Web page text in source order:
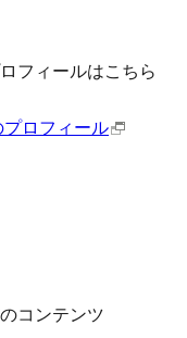
フィールはこちら
ロフィール
コンテンツ